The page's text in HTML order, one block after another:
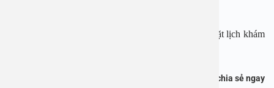
Tải APP Bệnh viện An Việt để “Tra cứu kết quả – Đặt lịch khám
Bạn thấy thông tin này hữu ích, chia sẻ ngay